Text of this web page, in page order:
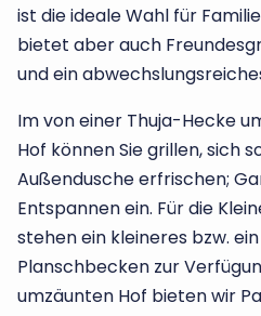
ist die ideale Wahl für
bietet aber auch
und ein
Im von einer Thuja-Hecke
Hof können Sie grillen, sich
Außendusche erfrischen;
Entspannen ein. Für die
stehen ein kleineres bzw.
Planschbecken zur
umzäunten Hof bieten wir